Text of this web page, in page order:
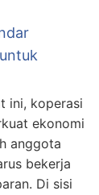
ini, koperasi
ekonomi
anggota
bekerja
Di sisi